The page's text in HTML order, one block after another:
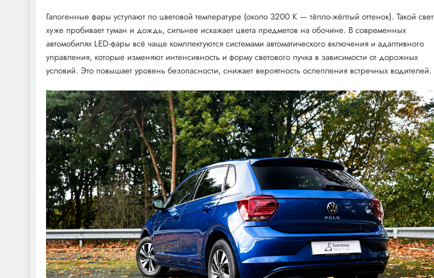
Галогенные фары уступают по цветовой температуре (около 3200 К — тёпло-жёлтый оттенок). Такой свет
хуже пробивает туман и дождь, сильнее искажает цвета предметов на обочине. В современных
автомобилях LED-фары всё чаще комплектуются системами автоматического включения и адаптивного
управления, которые изменяют интенсивность и форму светового пучка в зависимости от дорожных
условий. Это повышает уровень безопасности, снижает вероятность ослепления встречных водителей.